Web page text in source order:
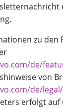
zu den
de/
von
de/
erfolgt